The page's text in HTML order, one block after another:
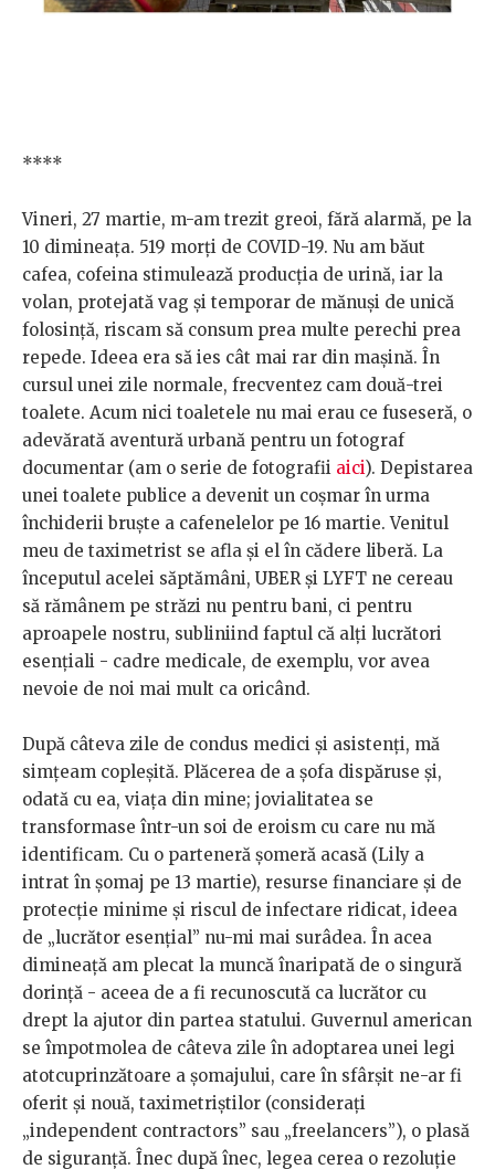
****
Vineri, 27 martie, m-am trezit greoi, fără alarmă, pe la
10 dimineața. 519 morți de COVID-19. Nu am băut
cafea, cofeina stimulează producția de urină, iar la
volan, protejată vag și temporar de mănuși de unică
folosință, riscam să consum prea multe perechi prea
repede. Ideea era să ies cât mai rar din mașină. În
cursul unei zile normale, frecventez cam două-trei
toalete. Acum nici toaletele nu mai erau ce fuseseră, o
adevărată aventură urbană pentru un fotograf
documentar (am o serie de fotografii aici). Depistarea
unei toalete publice a devenit un coșmar în urma
închiderii bruște a cafenelelor pe 16 martie. Venitul
meu de taximetrist se afla și el în cădere liberă. La
începutul acelei săptămâni, UBER și LYFT ne cereau
să rămânem pe străzi nu pentru bani, ci pentru
aproapele nostru, subliniind faptul că alți lucrători
esențiali - cadre medicale, de exemplu, vor avea
nevoie de noi mai mult ca oricând.
După câteva zile de condus medici și asistenți, mă
simțeam copleșită. Plăcerea de a șofa dispăruse și,
odată cu ea, viața din mine; jovialitatea se
transformase într-un soi de eroism cu care nu mă
identificam. Cu o parteneră șomeră acasă (Lily a
intrat în șomaj pe 13 martie), resurse financiare și de
protecție minime și riscul de infectare ridicat, ideea
de „lucrător esențial” nu-mi mai surâdea. În acea
dimineață am plecat la muncă înaripată de o singură
dorință - aceea de a fi recunoscută ca lucrător cu
drept la ajutor din partea statului. Guvernul american
se împotmolea de câteva zile în adoptarea unei legi
atotcuprinzătoare a șomajului, care în sfârșit ne-ar fi
oferit și nouă, taximetriștilor (considerați
„independent contractors” sau „freelancers”), o plasă
de siguranță. Înec după înec, legea cerea o rezoluție